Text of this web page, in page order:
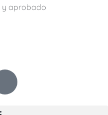
y aprobado
T